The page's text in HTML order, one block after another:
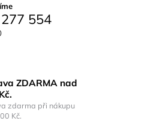
554
ZDARMA nad
zdarma při nákupu
Kč.